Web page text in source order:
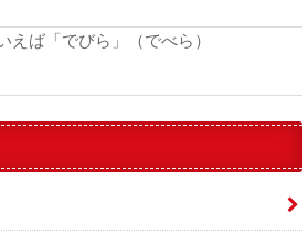
えば「でびら」（でべら）